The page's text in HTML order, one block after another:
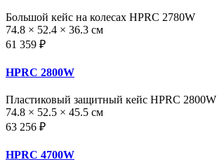
Большой кейс на колесах HPRC 2780W
74.8 × 52.4 × 36.3 см
61 359 ₽
HPRC 2800W
Пластиковый защитный кейс HPRC 2800W
74.8 × 52.5 × 45.5 см
63 256 ₽
HPRC 4700W